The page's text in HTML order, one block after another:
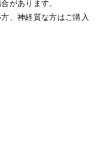
があります。
、神経質な方はご購入